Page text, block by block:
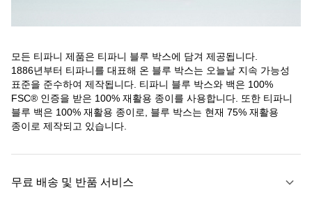
모든 티파니 제품은 티파니 블루 박스에 담겨 제공됩니다.
1886년부터 티파니를 대표해 온 블루 박스는 오늘날 지속 가능성
표준을 준수하여 제작됩니다. 티파니 블루 박스와 백은 100%
FSC® 인증을 받은 100% 재활용 종이를 사용합니다. 또한 티파니
블루 백은 100% 재활용 종이로, 블루 박스는 현재 75% 재활용
종이로 제작되고 있습니다.
무료 배송 및 반품 서비스